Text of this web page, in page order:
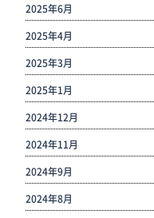
2025年6月
2025年4月
2025年3月
2025年1月
2024年12月
2024年11月
2024年9月
2024年8月